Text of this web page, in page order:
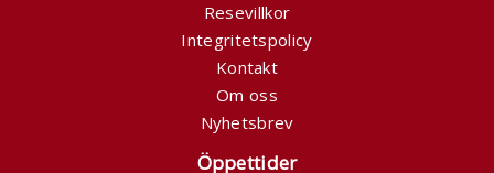
Resevillkor
Integritetspolicy
Kontakt
Om oss
Nyhetsbrev
Öppettider